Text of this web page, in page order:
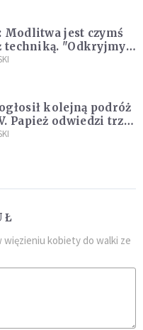
Modlitwa jest czymś
techniką. "Odkryjmy
kolejną podróż
Papież odwiedzi trzy
Południowej
więzieniu kobiety do walki ze